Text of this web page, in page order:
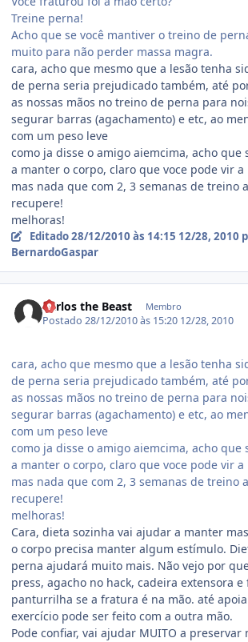
Treine perna!
Acho que se você mantiver o treino de
muito para não perder massa magra.
cara, acho que mesmo que a lesão tenha
de perna seria prejudicado também, até
as nossas mãos no treino de perna para
segurar barras (agachamento) e etc, ao
com um peso leve
como ja disse o amigo aiemcima, acho que
a manter o corpo, claro que voce pode vir
mas nada que com 2, 3 semanas de treino
recupere!
melhoras!
Editado28/12/2010 às 14:15 12/28, 2010
BernardoGaspar
Carlos the Beast Membro
Postado28/12/2010 às 15:20 12/28, 2010
cara, acho que mesmo que a lesão tenha
de perna seria prejudicado também, até
as nossas mãos no treino de perna para
segurar barras (agachamento) e etc, ao
com um peso leve
como ja disse o amigo aiemcima, acho que
a manter o corpo, claro que voce pode vir
mas nada que com 2, 3 semanas de treino
recupere!
melhoras!
Cara, dieta sozinha vai ajudar a manter
o corpo precisa manter algum estímulo.
perna ajudará muito mais. Não vejo por
press, agacho no hack, cadeira extensora e
panturrilha se a fratura é na mão. até
exercício pode ser feito com a outra mão.
Pode confiar, vai ajudar MUITO a preservar